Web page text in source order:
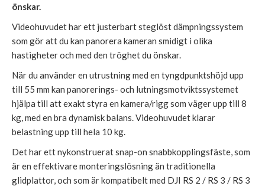
önskar.
Videohuvudet har ett justerbart steglöst dämpningssystem
som gör att du kan panorera kameran smidigt i olika
hastigheter och med den tröghet du önskar.
När du använder en utrustning med en tyngdpunktshöjd upp
till 55 mm kan panorerings- och lutningsmotviktssystemet
hjälpa till att exakt styra en kamera/rigg som väger upp till 8
kg, med en bra dynamisk balans. Videohuvudet klarar
belastning upp till hela 10 kg.
Det har ett nykonstruerat snap-on snabbkopplingsfäste, som
är en effektivare monteringslösning än traditionella
glidplattor, och som är kompatibelt med DJI RS 2 / RS 3 / RS 3